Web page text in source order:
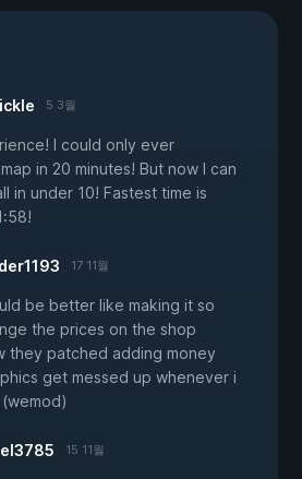
5 3월
I could only ever
in 20 minutes! But now I can
in under 10! Fastest time is
17 11월
be better like making it so
the prices on the shop
they patched adding money
get messed up whenever i
15 11월